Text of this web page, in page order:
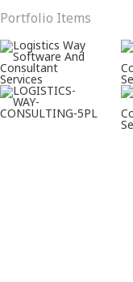
Portfolio Items